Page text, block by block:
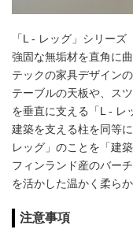
「L - レッグ」シリーズ
強固な無垢材を直角に
テックの家具デザイン
テーブルの天板や、ス
を垂直に支える「L - レ
建築を支える柱を同等
レッグ」のことを「建
フィンランド産のバー
を活かした温かく柔ら
注意事項